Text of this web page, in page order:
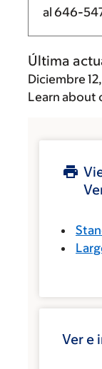
al 646-
Última
Diciembre
Learn about
Ver e